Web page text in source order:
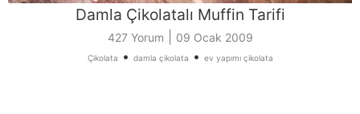
Damla Çikolatalı Muffin Tarifi
427 Yorum 09 Ocak 2009
Çikolata • damla çikolata • ev yapımı çikolata